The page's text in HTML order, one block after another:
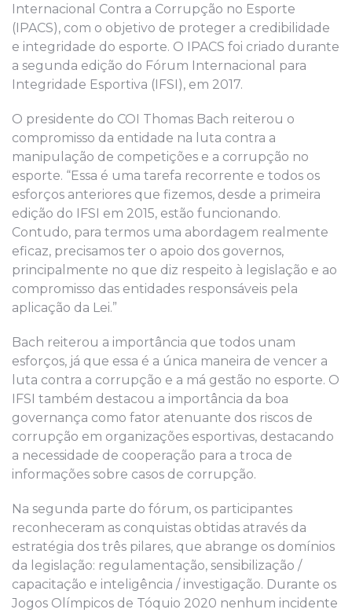
Internacional Contra a Corrupção no Esporte
(IPACS), com o objetivo de proteger a credibilidade
e integridade do esporte. O IPACS foi criado durante
a segunda edição do Fórum Internacional para
Integridade Esportiva (IFSI), em 2017.
O presidente do COI Thomas Bach reiterou o
compromisso da entidade na luta contra a
manipulação de competições e a corrupção no
esporte. “Essa é uma tarefa recorrente e todos os
esforços anteriores que fizemos, desde a primeira
edição do IFSI em 2015, estão funcionando.
Contudo, para termos uma abordagem realmente
eficaz, precisamos ter o apoio dos governos,
principalmente no que diz respeito à legislação e ao
compromisso das entidades responsáveis pela
aplicação da Lei.”
Bach reiterou a importância que todos unam
esforços, já que essa é a única maneira de vencer a
luta contra a corrupção e a má gestão no esporte. O
IFSI também destacou a importância da boa
governança como fator atenuante dos riscos de
corrupção em organizações esportivas, destacando
a necessidade de cooperação para a troca de
informações sobre casos de corrupção.
Na segunda parte do fórum, os participantes
reconheceram as conquistas obtidas através da
estratégia dos três pilares, que abrange os domínios
da legislação: regulamentação, sensibilização /
capacitação e inteligência / investigação. Durante os
Jogos Olímpicos de Tóquio 2020 nenhum incidente